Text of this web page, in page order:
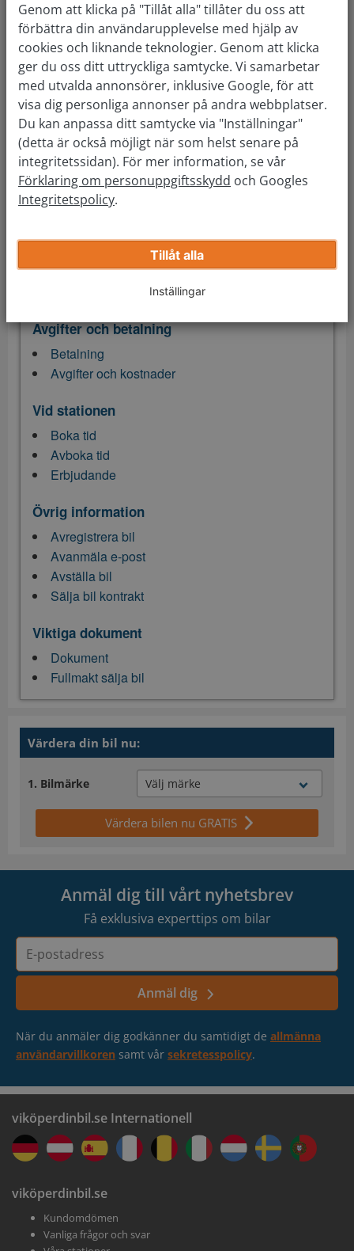
Vår service
Sälja bil
Sälja trasig bil
Sälja bil till bilhandlare
Bilvärdering
Byt bil
Bilköp
Våra stationer
Avgifter och betalning
Betalning
Avgifter och kostnader
Vid stationen
Boka tid
Avboka tid
Erbjudande
Övrig information
Avregistrera bil
Avanmäla e-post
Avställa bil
Sälja bil kontrakt
Viktiga dokument
Dokument
Fullmakt sälja bil
Värdera din bil nu:
Bilmärke
Värdera bilen nu GRATIS
Anmäl dig till vårt nyhetsbrev
Få exklusiva experttips om bilar
Anmäl dig
När du anmäler dig godkänner du samtidigt de allmänna
användarvillkoren samt vår sekretesspolicy.
viköperdinbil.se Internationell
viköperdinbil.se
Kundomdömen
Vanliga frågor och svar
Genom att klicka på "Tillåt alla" tillåter du oss att
förbättra din användarupplevelse med hjälp av
cookies och liknande teknologier. Genom att klicka
ger du oss ditt uttryckliga samtycke. Vi samarbetar
med utvalda annonsörer, inklusive Google, för att
visa dig personliga annonser på andra webbplatser.
Du kan anpassa ditt samtycke via "Inställningar"
(detta är också möjligt när som helst senare på
integritetssidan). För mer information, se vår
Förklaring om personuppgiftsskydd och Googles
Integritetspolicy.
Tillåt alla
Inställingar